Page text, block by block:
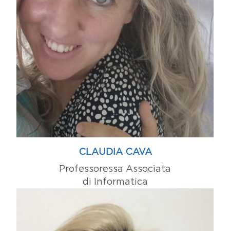
CLAUDIA CAVA
Professoressa Associata
di Informatica